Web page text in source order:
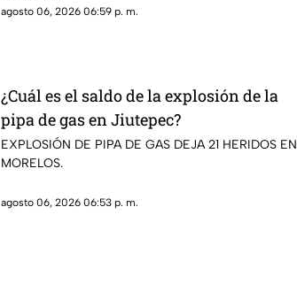
agosto 06, 2026 06:59 p. m.
¿Cuál es el saldo de la explosión de la
pipa de gas en Jiutepec?
EXPLOSIÓN DE PIPA DE GAS DEJA 21 HERIDOS EN
MORELOS.
agosto 06, 2026 06:53 p. m.